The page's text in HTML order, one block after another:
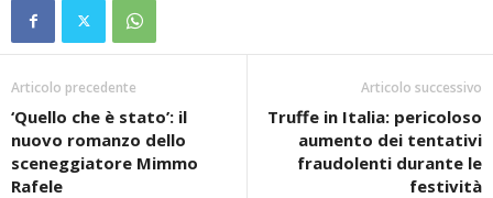
Articolo precedente
‘Quello che è stato’: il
nuovo romanzo dello
sceneggiatore Mimmo
Rafele
Articolo successivo
Truffe in Italia: pericoloso
aumento dei tentativi
fraudolenti durante le
festività